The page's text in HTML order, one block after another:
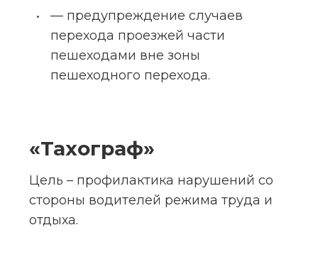
— предупреждение случаев
перехода проезжей части
пешеходами вне зоны
пешеходного перехода.
«Тахограф»
Цель – профилактика нарушений со
стороны водителей режима труда и
отдыха.